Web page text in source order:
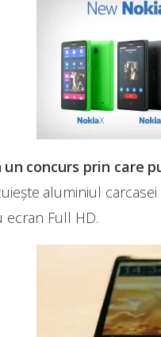
un concurs prin care
aluminiul
ecran Full HD.